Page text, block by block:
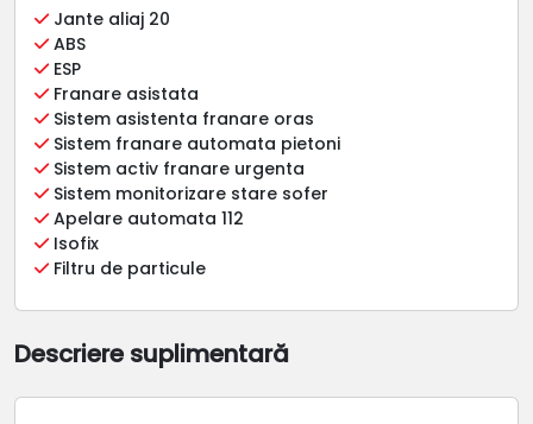
Jante aliaj 20
ABS
ESP
Franare asistata
Sistem asistenta franare oras
Sistem franare automata pietoni
Sistem activ franare urgenta
Sistem monitorizare stare sofer
Apelare automata 112
Isofix
Filtru de particule
Descriere suplimentară